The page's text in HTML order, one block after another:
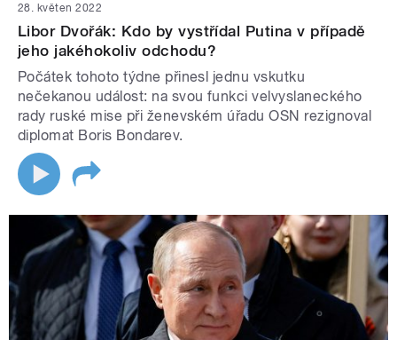
28. květen 2022
Libor Dvořák: Kdo by vystřídal Putina v případě
jeho jakéhokoliv odchodu?
Počátek tohoto týdne přinesl jednu vskutku
nečekanou událost: na svou funkci velvyslaneckého
rady ruské mise při ženevském úřadu OSN rezignoval
diplomat Boris Bondarev.